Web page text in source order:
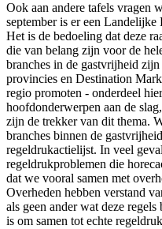
Ook aan andere tafels vragen
september is er een
Het is de bedoeling dat deze
die van belang zijn voor de
branches in de gastvrijheid
provincies en Destination
regio promoten - onderdeel
hoofdonderwerpen aan de
zijn de trekker van dit thema.
branches binnen de
regeldrukactielijst. In veel
regeldrukproblemen die
dat we vooral samen met
Overheden hebben verstand
als geen ander wat deze
is om samen tot echte